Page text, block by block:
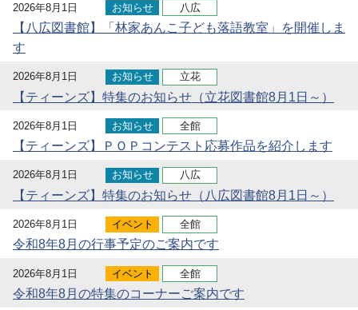
2026年8月1日 お知らせ 八広
【八広図書館】「林家あんこ子ども落語教室」を開催しま
す
2026年8月1日 お知らせ 立花
【ティーンズ】特集のお知らせ（立花図書館8月1日～）
2026年8月1日 お知らせ 全館
【ティーンズ】ＰＯＰコンテスト応募作品を紹介します
2026年8月1日 お知らせ 八広
【ティーンズ】特集のお知らせ（八広図書館8月1日～）
2026年8月1日 イベント 全館
令和8年8月の行事予定のご案内です
2026年8月1日 イベント 全館
令和8年8月の特集のコーナーご案内です